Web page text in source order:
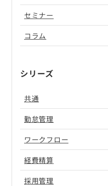
セミナー
コラム
シリーズ
共通
勤怠管理
ワークフロー
経費精算
採用管理